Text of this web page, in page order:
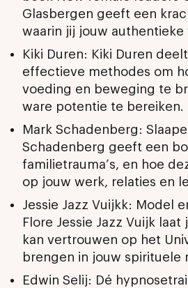
Glasbergen geeft een
waarin jij jouw
Kiki Duren: Kiki Duren
effectieve methodes om
voeding en beweging te
ware potentie te bereiken.
Mark Schadenberg:
Schadenberg geeft een
familietrauma’s, en hoe
op jouw werk, relaties en
Jessie Jazz Vuijkk: Model
Flore Jessie Jazz Vuijk
kan vertrouwen op het
brengen in jouw spirituele
Edwin Selij: Dé